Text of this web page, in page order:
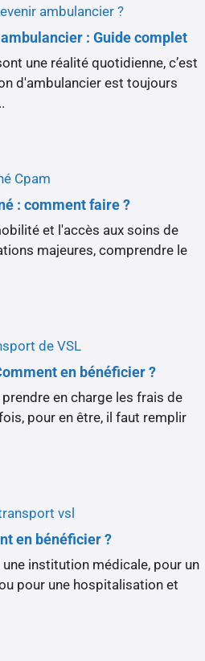
: Guide complet
une réalité quotidienne, c’est
d'ambulancier est toujours
: comment faire ?
et l'accès aux soins de
majeures, comprendre le
en bénéficier ?
en charge les frais de
pour en être, il faut remplir
en bénéficier ?
institution médicale, pour un
pour une hospitalisation et